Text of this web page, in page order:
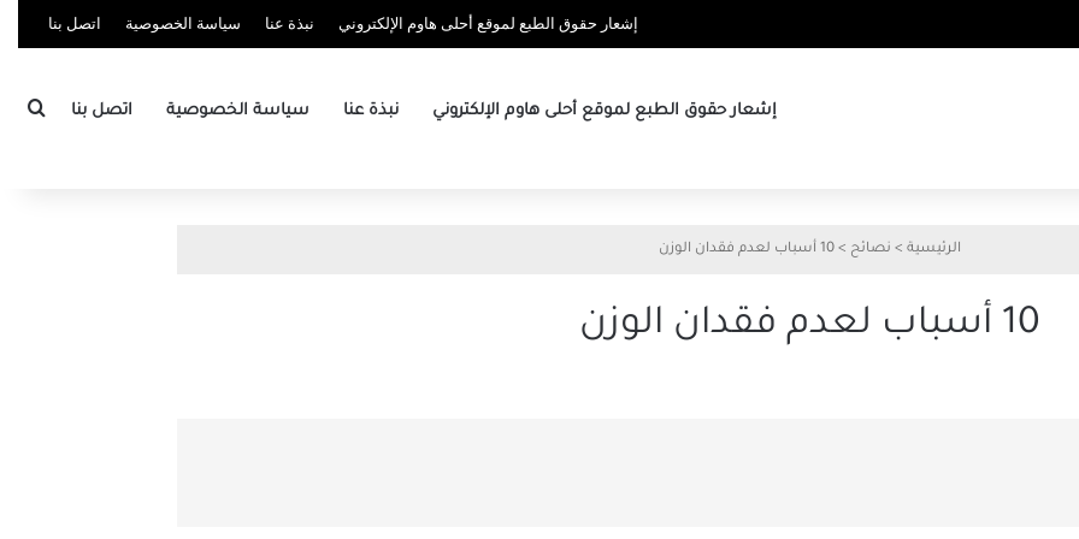
إشعار حقوق الطبع لموقع أحلى هاوم الإلكتروني نبذة عنا سياسة الخصوصية اتصل بنا
إشعار حقوق الطبع لموقع أحلى هاوم الإلكتروني نبذة عنا سياسة الخصوصية اتصل بنا
الرئيسية > نصائح > 10 أسباب لعدم فقدان الوزن
10 أسباب لعدم فقدان الوزن